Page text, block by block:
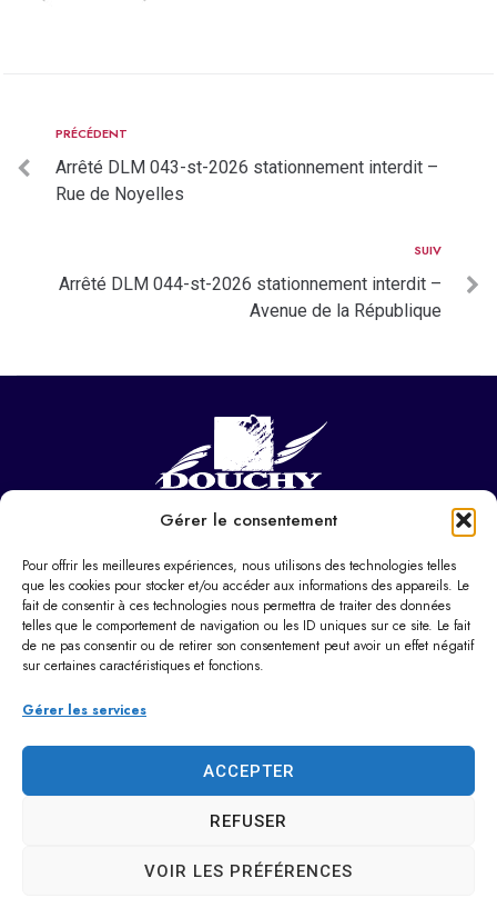
Gérer le consentement
Pour offrir les meilleures expériences, nous utilisons des technologies telles
que les cookies pour stocker et/ou accéder aux informations des appareils. Le
fait de consentir à ces technologies nous permettra de traiter des données
telles que le comportement de navigation ou les ID uniques sur ce site. Le fait
de ne pas consentir ou de retirer son consentement peut avoir un effet négatif
sur certaines caractéristiques et fonctions.
Gérer les services
ACCEPTER
REFUSER
VOIR LES PRÉFÉRENCES
PRÉCÉDENT
Arrêté DLM 043-st-2026 stationnement interdit –
Rue de Noyelles
SUIV
Arrêté DLM 044-st-2026 stationnement interdit –
Avenue de la République
NOUS CONTACTER
Hôtel de ville
37 Pl. Paul Eluard,
59282 Douchy-les-Mines
03 27 22 22 22
Horaires d’ouverture
Le samedi : 9h00 – 12h00
Dimanche : Fermé
MentionsPlan Confide© 2025 Site